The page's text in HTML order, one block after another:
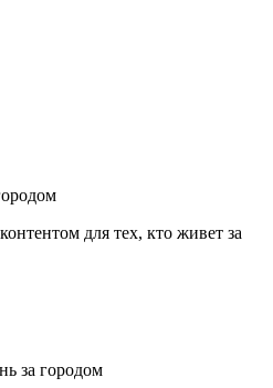
для тех, кто живет за
за городом